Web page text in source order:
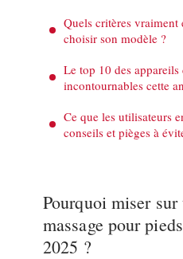
Quels critères vraiment
choisir son modèle ?
Le top 10 des appareils
incontournables cette
Ce que les utilisateurs
conseils et pièges à
Pourquoi miser
massage pour
2025 ?